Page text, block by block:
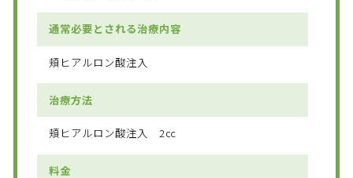
通常必要とされる治療内容
頬ヒアルロン酸注入
治療方法
頬ヒアルロン酸注入 2㏄
料金